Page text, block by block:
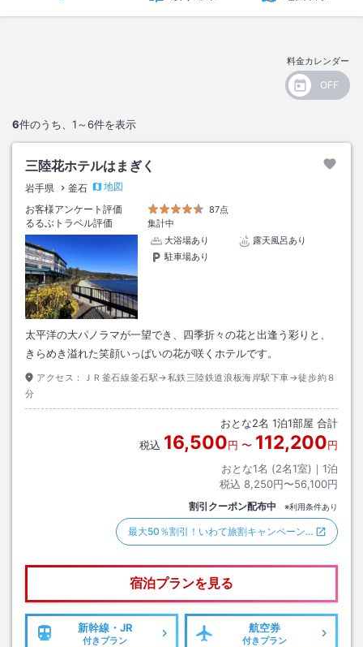
料金カレンダー
6件のうち、 1～6件を表示
三陸花ホテルはまぎく
岩手県 釜石
地図
お客様アンケート評価
87点
るるぶトラベル評価
集計中
大浴場あり
露天風呂あり
駐車場あり
太平洋の大パノラマが一望でき、四季折々の花と出逢う彩りと、
きらめき溢れた笑顔いっぱいの花が咲くホテルです。
アクセス：
ＪＲ釜石線釜石駅→私鉄三陸鉄道浪板海岸駅下車→徒歩約８
分
おとな2名 1泊1部屋 合計
税込 16,500円 〜 112,200円
おとな1名 (2名1室)｜ 1泊
税込 8,250円〜56,100円
割引クーポン配布中 ※利用条件あり
最大50％割引！いわて旅割キャンペーン…
宿泊プランを見る
新幹線・JR
付きプラン
航空券
付きプラン